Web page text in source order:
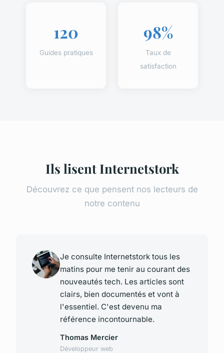
120
Guides pratiques
98%
Taux de
satisfaction
Ils lisent Internetstork
Découvrez ce que pensent nos lecteurs de
notre contenu
Je consulte Internetstork tous les
matins pour me tenir au courant des
nouveautés tech. Les articles sont
clairs, bien documentés et vont à
l'essentiel. C'est devenu ma
référence incontournable.
Thomas Mercier
Développeur web